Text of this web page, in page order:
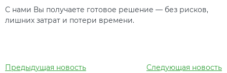
С нами Вы получаете готовое решение — без рисков,
лишних затрат и потери времени.
Предыдущая новость Следующая новость